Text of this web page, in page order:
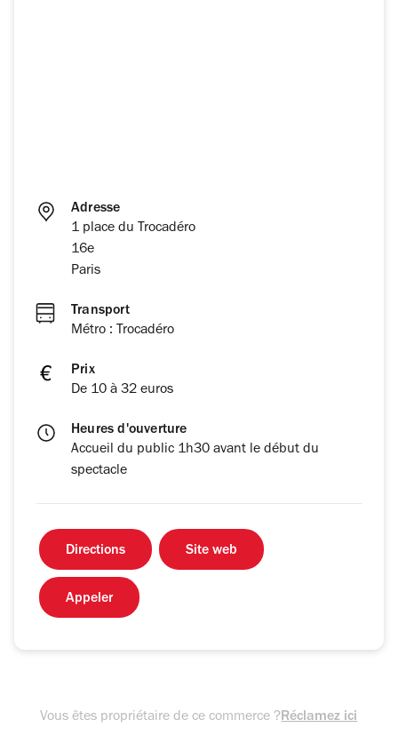
Adresse
1 place du Trocadéro
16e
Paris
Transport
Métro : Trocadéro
Prix
De 10 à 32 euros
Heures d'ouverture
Accueil du public 1h30 avant le début du
spectacle
Directions Site web
Appeler
Vous êtes propriétaire de ce commerce ?Réclamez ici